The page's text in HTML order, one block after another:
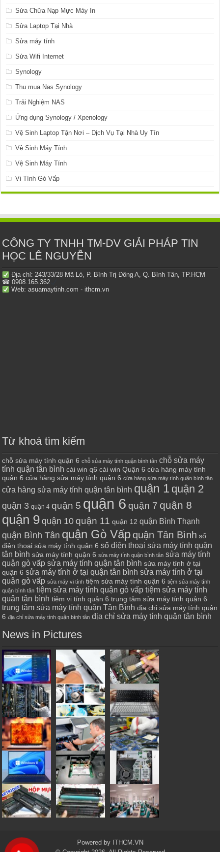
Sửa Chữa Nạp Mực Máy In
Sửa Laptop Tại Nhà
Sửa máy tính
Sửa Wifi Internet
Synology
Thu mua Nas Synology
Trải Nghiệm NAS
Ứng dụng Synology / Xpenology
Vệ Sinh Laptop Tận Nơi – Dịch Vụ Tại Nhà Uy Tín
Vệ Sinh Máy Tính
Vệ Sinh Máy Tính
Vi Tính Gò Vấp
CÔNG TY TNHH TM-DV GIẢI PHÁP TIN
HỌC LÊ NGUYỄN
Địa chỉ: 243/33/28 Mã Lò, P. Bình Trị Đông A, Q. Bình Tân, TP.HCM
☎ 0908.165.362
Web: asuamaytinh.com - ithcm.vn
Từ khoá tìm kiếm
chỗ sửa máy tính quận 6 chỗ sửa máy tính quận bình tân chỗ sửa máy
tính quận tân bình cài win q6 cài win Quận 6 cửa hàng máy tính
quận 6 cửa hàng sửa máy tính quận 6 cửa hàng sửa máy tính quận bình tân
cửa hàng sửa máy tính quận tân bình quận 1 quận 2
quận 3 quận 4 quận 5 quận 6 quận 7 quận 8
quận 9 quận 10 quận 11 quận 12 quận Bình Thạnh
quận Bình Tân quận Gò Vấp quận Tân Bình số
điện thoại sửa máy tính quận 6 số điện thoại sửa máy tính quận
tân bình sửa máy tính quận 6 sửa máy tính quận bình tân sửa máy tính
quận gò vấp sửa máy tính quận tân bình sửa máy tính ở tại
quận 6 sửa máy tính ở tại quận tân bình sửa máy tính ở tại
quận gò vấp sửa máy vi tính tiệm sửa máy tính quận 6 tiệm sửa máy tính
quận bình tân tiệm sửa máy tính quận gò vấp tiệm sửa máy tính
quận tân bình tiệm vi tính quận 6 trung tâm sửa máy tính quận 6
trung tâm sửa máy tính quận Tân Bình địa chỉ sửa máy tính quận
6 địa chỉ sửa máy tính quận bình tân địa chỉ sửa máy tính quận tân bình
News in Pictures
Powered by ITHCM.VN